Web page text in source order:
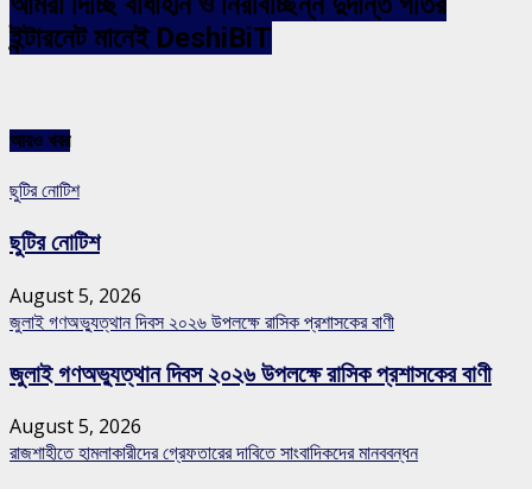
ইন্টারনেট মানেই DeshiBiT
আরও খবর
ছুটির নোটিশ
ছুটির নোটিশ
August 5, 2026
জুলাই গণঅভ্যুত্থান দিবস ২০২৬ উপলক্ষে রাসিক প্রশাসকের বাণী
জুলাই গণঅভ্যুত্থান দিবস ২০২৬ উপলক্ষে রাসিক প্রশাসকের বাণী
August 5, 2026
রাজশাহীতে হামলাকারীদের গ্রেফতারের দাবিতে সাংবাদিকদের মানববন্ধন